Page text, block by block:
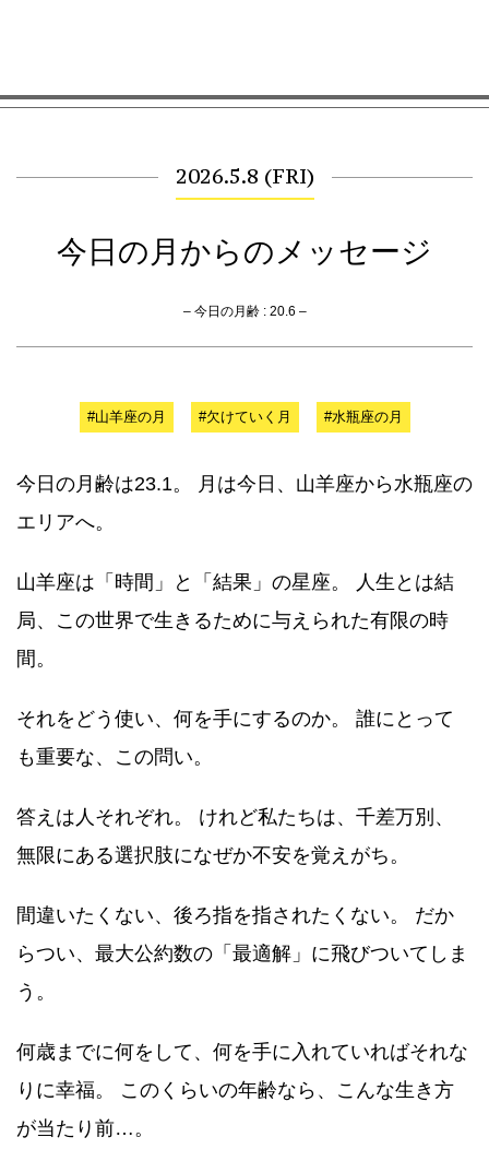
2026.5.8 (FRI)
今日の月からのメッセージ
– 今日の月齢 : 20.6 –
#山羊座の月 #欠けていく月 #水瓶座の月
今日の月齢は23.1。 月は今日、山羊座から水瓶座の
エリアへ。
山羊座は「時間」と「結果」の星座。 人生とは結
局、この世界で生きるために与えられた有限の時
間。
それをどう使い、何を手にするのか。 誰にとって
も重要な、この問い。
答えは人それぞれ。 けれど私たちは、千差万別、
無限にある選択肢になぜか不安を覚えがち。
間違いたくない、後ろ指を指されたくない。 だか
らつい、最大公約数の「最適解」に飛びついてしま
う。
何歳までに何をして、何を手に入れていればそれな
りに幸福。 このくらいの年齢なら、こんな生き方
が当たり前…。